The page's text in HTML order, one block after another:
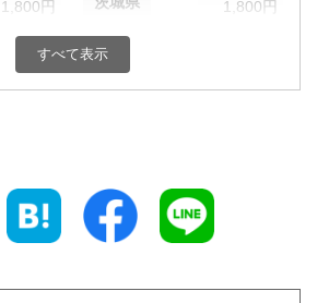
1,800円 1,800円
1,800円 群馬県
千葉県
1,800円 富山県
1,800円 福井県
1,800円 1,800円
すべて表示